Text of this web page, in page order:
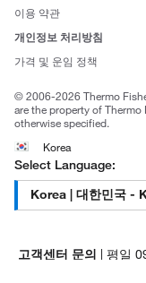
사회적 책임
브랜드
이용 약관
개인정보 처리방침
가격 및 운임 정책
© 2006-2026 Thermo
are the property of
otherwise specified.
Korea
Select Language:
고객센터 문의 | 평일